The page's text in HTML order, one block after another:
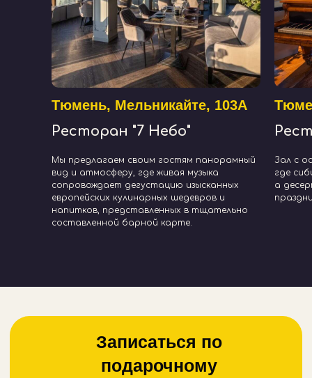
Ресторан "7 Небо"
Мы предлагаем своим гостям панорамный
вид и атмосферу, где живая музыка
сопровождает дегустацию изысканных
европейских кулинарных шедевров и
напитков, представленных в тщательно
составленной барной карте.
Зал с
где
а
Тюмень, Мельникайте, 103А
+7
Event_Date
Размер холста